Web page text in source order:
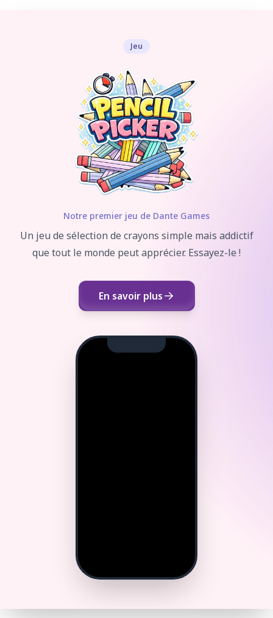
Jeu
Notre premier jeu de Dante Games
Un jeu de sélection de crayons simple mais addictif
que tout le monde peut apprécier. Essayez-le !
En savoir plus